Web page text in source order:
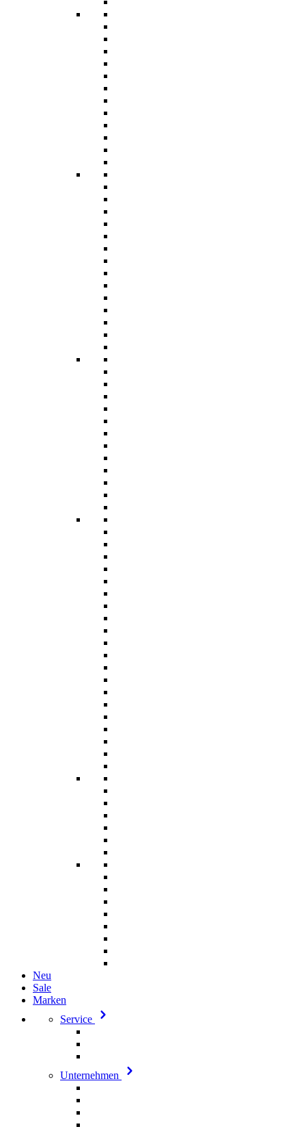
Neu
Sale
Marken
Service
Unternehmen